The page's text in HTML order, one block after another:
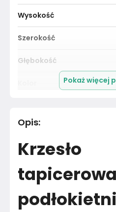
Wysokość
Szerokość
Głębokość
Kolekcja tkaniny
Rodzaj tkaniny
Wykonanie nóżek
Wykonanie siedziska
Pokaż więcej
Opis:
Krzesło